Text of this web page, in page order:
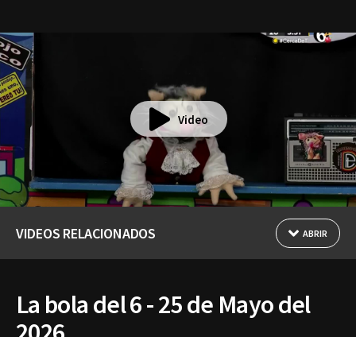
Video
VIDEOS RELACIONADOS ABRIR
La bola del 6 - 25 de Mayo del